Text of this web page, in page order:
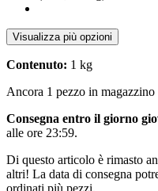
Visualizza più opzioni
Contenuto: 1 kg
Ancora 1 pezzo in magazzino
Consegna entro il giorno
alle ore 23:59.
Di questo articolo è rimasto
altri! La data di consegna
ordinati più pezzi.